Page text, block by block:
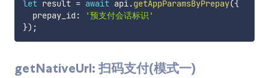
let result = await api.getAppParamsByPrepay({
  prepay_id
:
'预支付会话标识'
}) ;
getNativeUrl: 扫码支付(模式一)